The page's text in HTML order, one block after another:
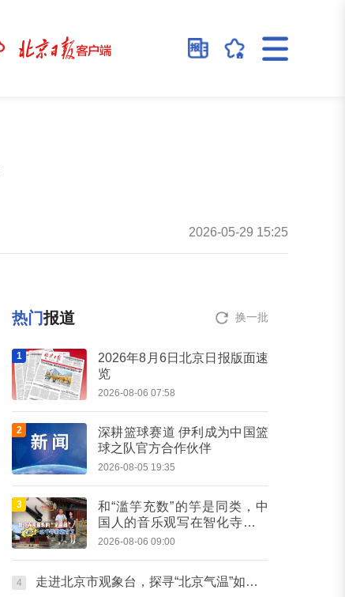
2026-05-29 15:25
热门报道 换一批
1
2026年8月6日北京日报版面速
览
2026-08-06 07:58
2
深耕篮球赛道 伊利成为中国篮
球之队官方合作伙伴
2026-08-05 19:35
3
和“滥竽充数”的竽是同类，中
国人的音乐观写在智化寺京音
乐的乐器里
2026-08-06 09:00
4 走进北京市观象台，探寻“北京气温”如何测出